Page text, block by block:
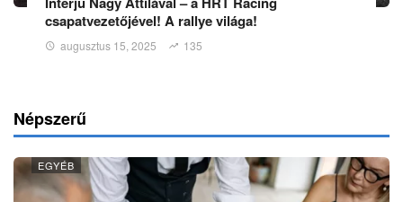
csapatvezetőjével! A rallye világa!
augusztus 15, 2025 135
Népszerű
EGYÉB